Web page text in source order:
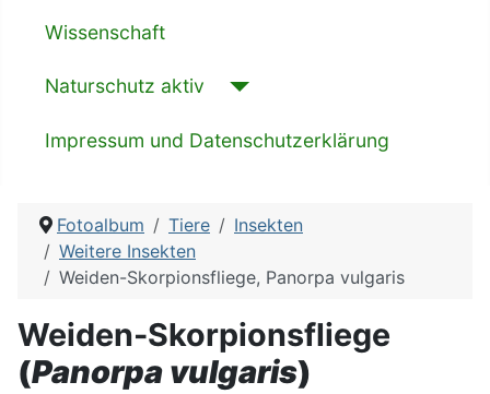
Wissenschaft
Naturschutz aktiv
Impressum und Datenschutzerklärung
Fotoalbum Tiere
Insekten
Weitere Insekten
Weiden-Skorpionsfliege, Panorpa vulgaris
Weiden-Skorpionsfliege
(Panorpa vulgaris)